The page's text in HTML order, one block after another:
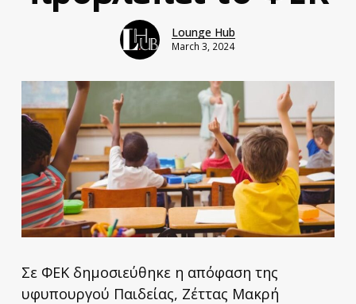
Lounge Hub
March 3, 2024
Σε ΦΕΚ δημοσιεύθηκε η απόφαση της
υφυπουργού Παιδείας, Ζέττας Μακρή